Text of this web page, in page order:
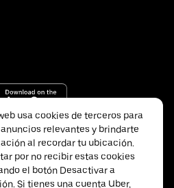
usa cookies de terceros para
relevantes y brindarte
al recordar tu ubicación.
por no recibir estas cookies
el botón Desactivar a
Si tienes una cuenta Uber,